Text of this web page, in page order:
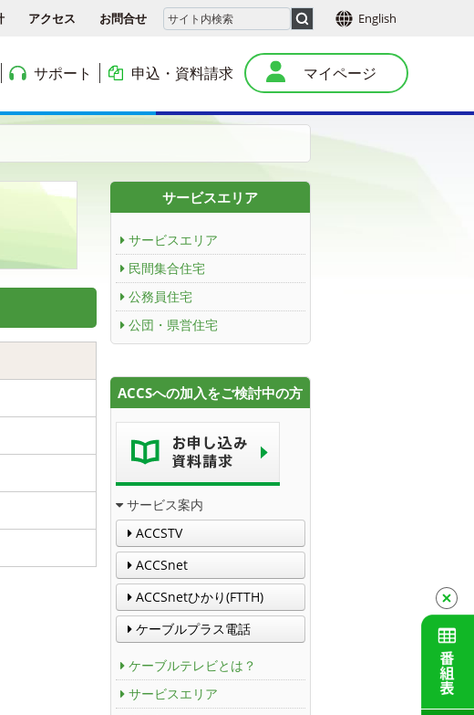
アクセス お問合せ English
サポート 申込・資料請求 マイページ
サービスエリア
サービスエリア
民間集合住宅
公務員住宅
公団・県営住宅
ACCSへの加入をご検討中の方
サービス案内
ACCSTV
ACCSnet
ACCSnetひかり(FTTH)
ケーブルプラス電話
ケーブルテレビとは？
サービスエリア